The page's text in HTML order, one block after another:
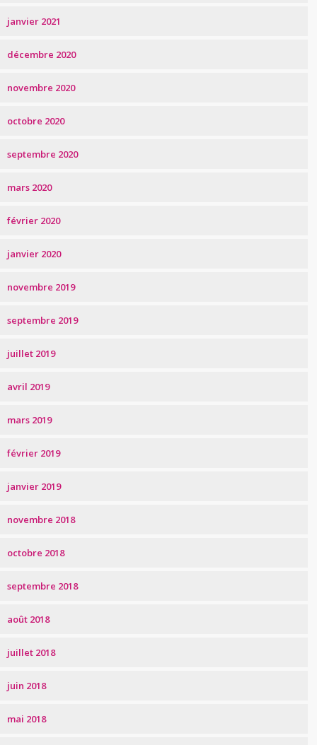
janvier 2021
décembre 2020
novembre 2020
octobre 2020
septembre 2020
mars 2020
février 2020
janvier 2020
novembre 2019
septembre 2019
juillet 2019
avril 2019
mars 2019
février 2019
janvier 2019
novembre 2018
octobre 2018
septembre 2018
août 2018
juillet 2018
juin 2018
mai 2018